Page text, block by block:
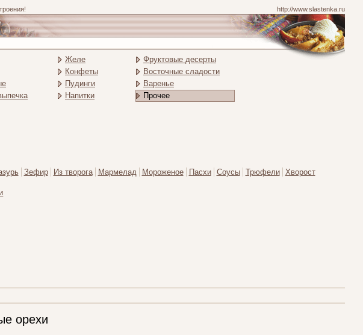
http://www.slastenka.ru
Желе
Конфеты
Пудинги
Напитки
Фруктовые десерты
Восточные сладости
Варенье
Прочее
Зефир Из творога Мармелад Мороженое Пасхи Соусы Трюфели Хворост
орехи